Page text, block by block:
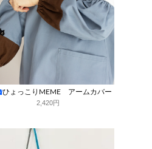
ひょっこりMEME アームカバー
2,420円